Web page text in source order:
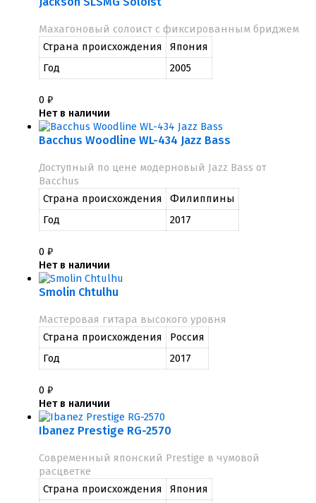
Махагоновый солоист с фиксированным бриджем
Страна происхождения
Япония
Год
2005
0 ₽
Нет в наличии
Bacchus Woodline WL-434 Jazz Bass
Доступный по цене модерновый Jazz Bass от
Bacchus
Страна происхождения
Филиппины
Год
2017
0 ₽
Нет в наличии
Smolin Chtulhu
Мастеровая гитара высокого уровня
Страна происхождения
Россия
Год
2017
0 ₽
Нет в наличии
Ibanez Prestige RG-2570
Современный японский Prestige в чумовой
расцветке
Страна происхождения
Япония